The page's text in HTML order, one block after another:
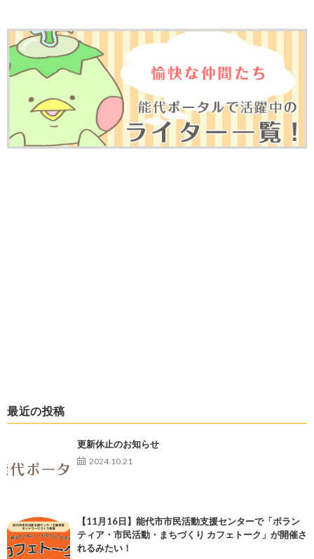
最近の投稿
更新休止のお知らせ
2024.10.21
【11月16日】能代市市民活動支援センターで「ボラン
ティア・市民活動・まちづくり カフェトーク」が開催さ
れるみたい！